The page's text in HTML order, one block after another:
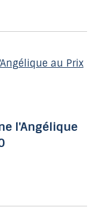
l'Angélique